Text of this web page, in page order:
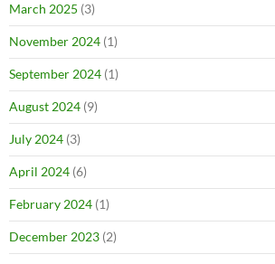
March 2025 (3)
November 2024 (1)
September 2024 (1)
August 2024 (9)
July 2024 (3)
April 2024 (6)
February 2024 (1)
December 2023 (2)